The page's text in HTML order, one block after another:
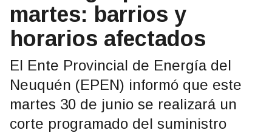
martes: barrios y
horarios afectados
El Ente Provincial de Energía del
Neuquén (EPEN) informó que este
martes 30 de junio se realizará un
corte programado del suministro